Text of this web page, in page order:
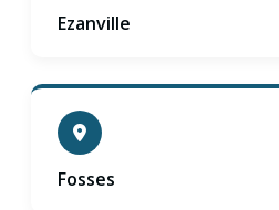
Ezanville
Fosses